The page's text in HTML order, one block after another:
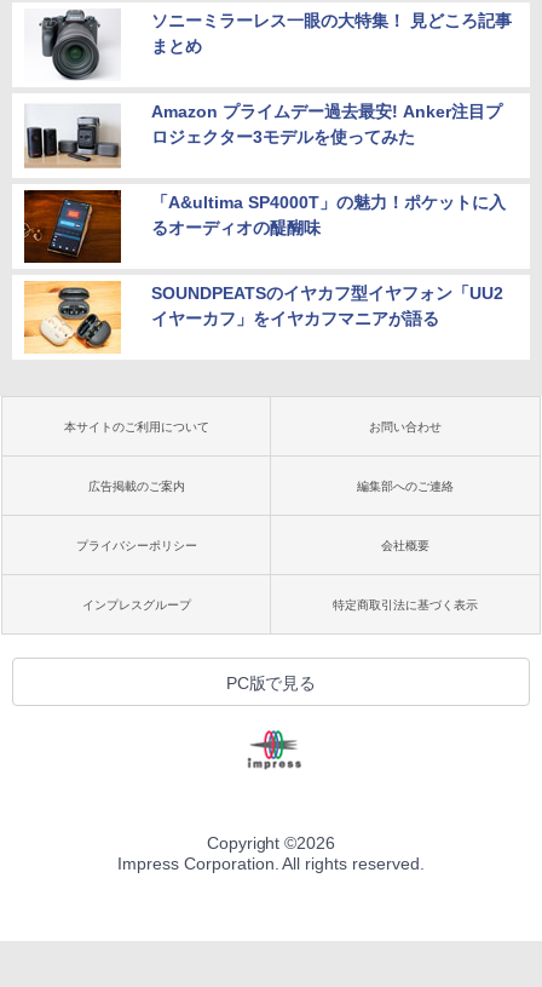
ソニーミラーレス一眼の大特集！ 見どころ記事
まとめ
Amazon プライムデー過去最安! Anker注目プ
ロジェクター3モデルを使ってみた
「A&ultima SP4000T」の魅力！ポケットに入
るオーディオの醍醐味
SOUNDPEATSのイヤカフ型イヤフォン「UU2
イヤーカフ」をイヤカフマニアが語る
本サイトのご利用について お問い合わせ
広告掲載のご案内 編集部へのご連絡
プライバシーポリシー 会社概要
インプレスグループ 特定商取引法に基づく表示
PC版で見る
Copyright ©2026
Impress Corporation. All rights reserved.